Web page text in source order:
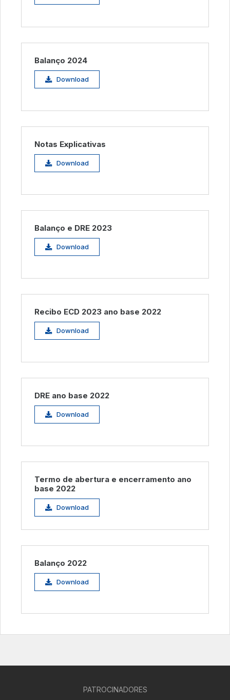
Balanço 2024
Download
Notas Explicativas
Download
Balanço e DRE 2023
Download
Recibo ECD 2023 ano base 2022
Download
DRE ano base 2022
Download
Termo de abertura e encerramento ano
base 2022
Download
Balanço 2022
Download
PATROCINADORES